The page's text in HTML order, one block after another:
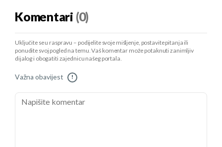
Komentari (0)
Uključite se u raspravu – podijelite svoje mišljenje, postavite pitanja ili
ponudite svoj pogled na temu. Vaš komentar može potaknuti zanimljiv
dijalog i obogatiti zajednicu našeg portala.
Važna obavijest !